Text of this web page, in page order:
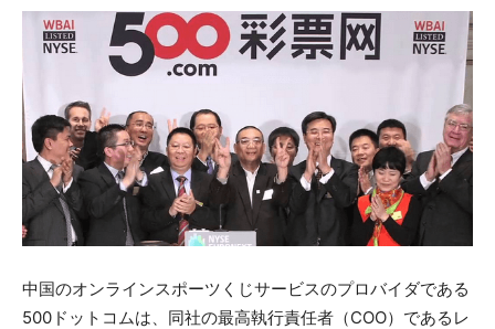
中国のオンラインスポーツくじサービスのプロバイダである
500ドットコムは、同社の最高執行責任者（COO）であるレ